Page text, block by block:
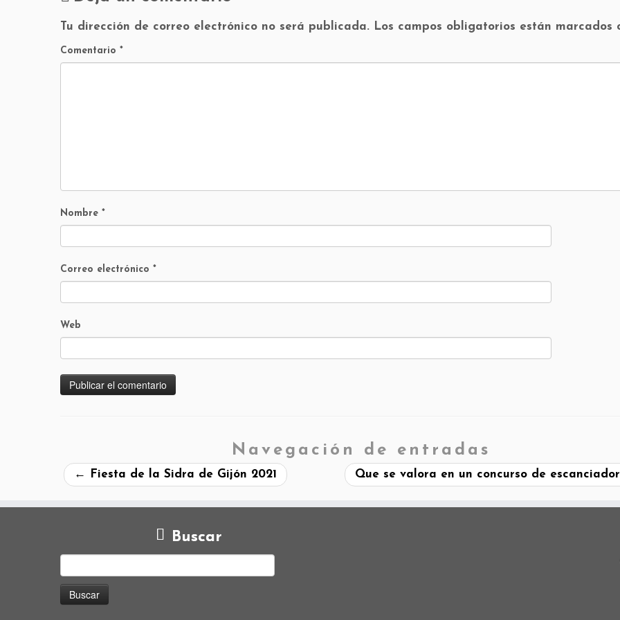
Tu dirección de correo electrónico no será publicada. Los campos obligatorios están marcados
Comentario *
Nombre *
Correo electrónico *
Web
Navegación de entradas
← Fiesta de la Sidra de Gijón 2021 Que se valora en un concurso de
Buscar